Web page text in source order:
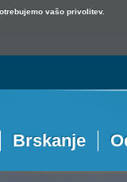
vašo privolitev.
Brskanje